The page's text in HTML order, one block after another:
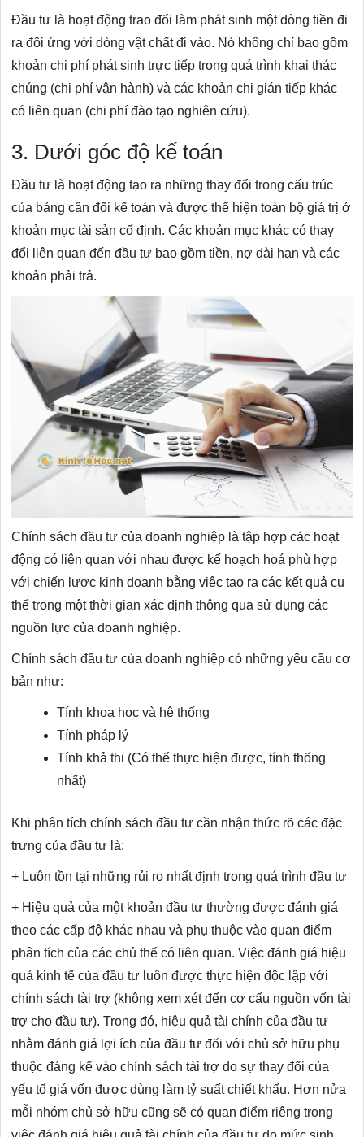
Đầu tư là hoạt động trao đổi làm phát sinh một dòng tiền đi
ra đôi ứng với dòng vật chất đi vào. Nó không chỉ bao gồm
khoản chi phí phát sinh trực tiếp trong quá trình khai thác
chúng (chi phí vận hành) và các khoản chi gián tiếp khác
có liên quan (chi phí đào tạo nghiên cứu).
3. Dưới góc độ kế toán
Đầu tư là hoạt động tạo ra những thay đổi trong cấu trúc
của bảng cân đối kế toán và được thể hiện toàn bộ giá trị ở
khoản mục tài sản cố định. Các khoản mục khác có thay
đổi liên quan đến đầu tư bao gồm tiền, nợ dài hạn và các
khoản phải trả.
Chính sách đầu tư của doanh nghiệp là tập hợp các hoạt
động có liên quan với nhau được kế hoạch hoá phù hợp
với chiến lược kinh doanh bằng việc tạo ra các kết quả cụ
thể trong một thời gian xác định thông qua sử dụng các
nguồn lực của doanh nghiệp.
Chính sách đầu tư của doanh nghiệp có những yêu cầu cơ
bản như:
Tính khoa học và hệ thống
Tính pháp lý
Tính khả thi (Có thể thực hiện được, tính thống
nhất)
Khi phân tích chính sách đầu tư cần nhận thức rõ các đặc
trưng của đầu tư là:
+ Luôn tồn tại những rủi ro nhất định trong quá trình đầu tư
+ Hiệu quả của một khoản đầu tư thường được đánh giá
theo các cấp độ khác nhau và phụ thuộc vào quan điểm
phân tích của các chủ thể có liên quan. Việc đánh giá hiệu
quả kinh tế của đầu tư luôn được thực hiện độc lập với
chính sách tài trợ (không xem xét đến cơ cấu nguồn vốn tài
trợ cho đầu tư). Trong đó, hiệu quả tài chính của đầu tư
nhằm đánh giá lợi ích của đầu tư đối với chủ sở hữu phụ
thuộc đáng kể vào chính sách tài trợ do sự thay đổi của
yếu tố giá vốn được dùng làm tỷ suất chiết khấu. Hơn nửa
mỗi nhóm chủ sở hữu cũng sẽ có quan điểm riêng trong